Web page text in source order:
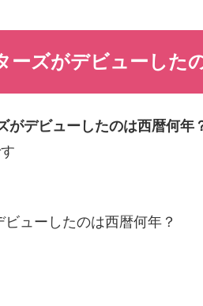
ーズがデビューした
がデビューしたのは西暦何年
ューしたのは西暦何年？